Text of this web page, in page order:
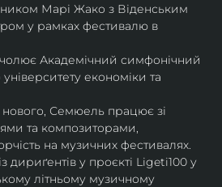
Марі Жако з Віденським
у рамках фестивалю в
Академічний симфонічний
економіки та
Семюель працює зі
та композиторами,
на музичних фестивалях.
у проєкті Ligeti100 у
літньому музичному